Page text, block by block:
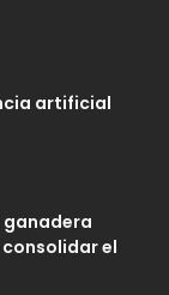
artificial
ganadera
el